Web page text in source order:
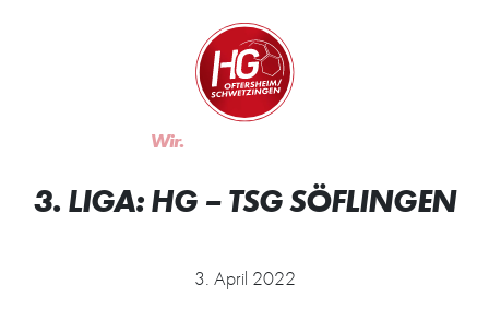
Zur Startseite
Wir.
3. LIGA: HG – TSG SÖFLINGEN
3. April 2022